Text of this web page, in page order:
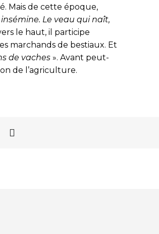
Mais de cette époque,
insémine. Le veau qui naît,
le haut, il participe
marchands de bestiaux. Et
de vaches». Avant peut-
de l’agriculture.